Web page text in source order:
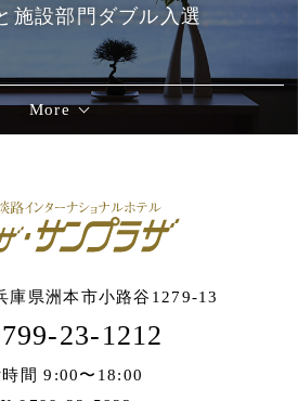
施設部門ダブル入選
More
庫県洲本市小路谷1279-13
23-1212
時間 9:00〜18:00